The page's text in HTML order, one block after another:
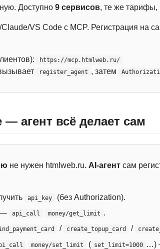
Доступно 9 сервисов, те же тарифы,
VS Code с MCP. Регистрация на
https://mcp.htmlweb.ru/
register_agent , затем
агент всё делает сам
не нужен htmlweb.ru. AI-агент сам
api_key (без Authorization).
— api_call money/get_limit .
/ create_topup_card /
money/set_limit ( set_limit=1000 …)